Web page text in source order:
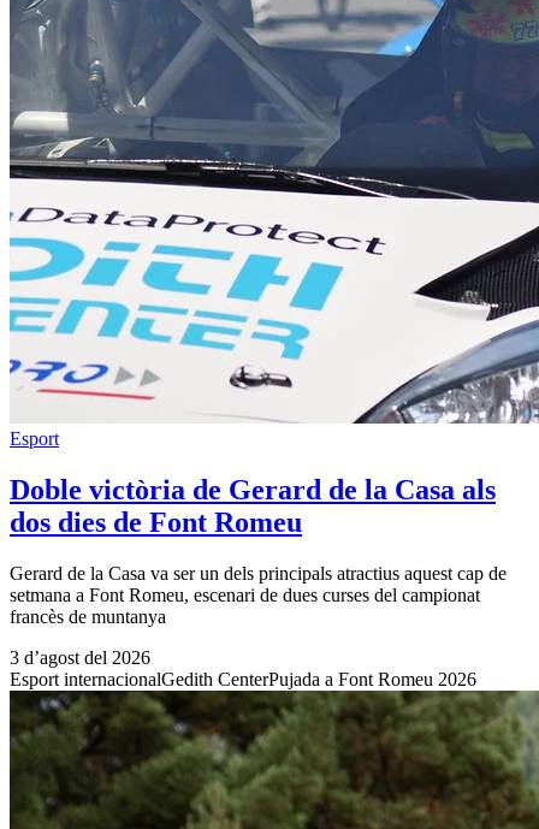
Esport
Doble victòria de Gerard de la Casa als
dos dies de Font Romeu
Gerard de la Casa va ser un dels principals atractius aquest cap de
setmana a Font Romeu, escenari de dues curses del campionat
francès de muntanya
3 d’agost del 2026
Esport internacionalGedith CenterPujada a Font Romeu 2026